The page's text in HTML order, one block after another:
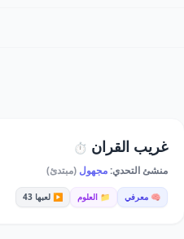
غريب القران ⏱️
منشئ التحدي:مجهول (مبتدئ)
🧠 معرفي 📁 العلوم ▶️ لعبها 43